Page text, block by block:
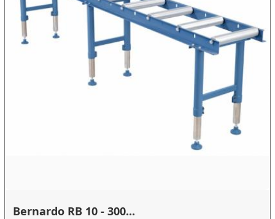
Bernardo RB 10 - 300...